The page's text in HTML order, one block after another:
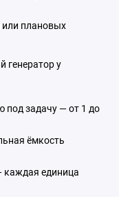
или плановых
генератор у
под задачу — от 1 до
ёмкость
каждая единица